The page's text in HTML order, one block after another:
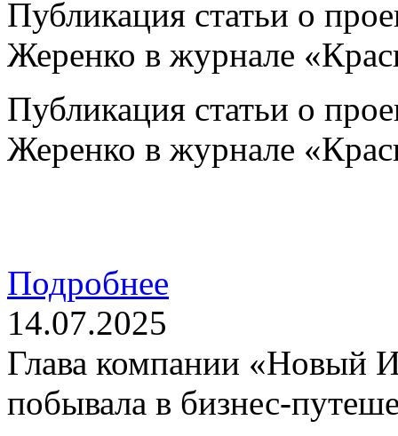
Публикация статьи о
Жеренко в журнале
Публикация статьи о
Жеренко в журнале
Подробнее
14.07.2025
Глава компании «Новый
побывала в бизнес-